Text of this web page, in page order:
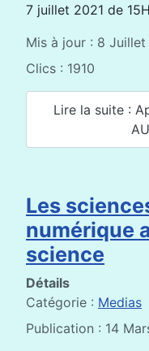
7 juillet 2021 de
Mis à jour : 8 Juillet
Clics : 1910
Lire la suite :
Les
numérique
science
Détails
Catégorie : Medias
Publication : 14